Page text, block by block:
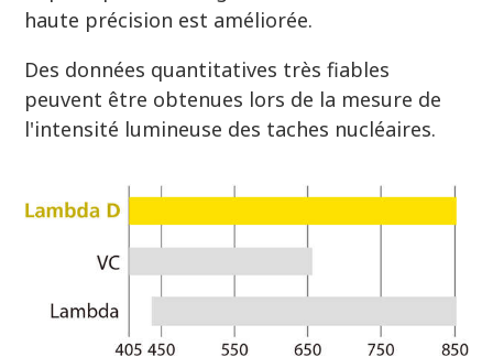
haute précision est améliorée.
Des données quantitatives très fiables
peuvent être obtenues lors de la mesure de
l'intensité lumineuse des taches nucléaires.